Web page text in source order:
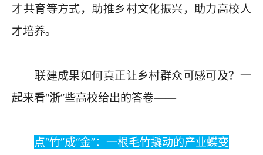
才共育等方式，助推乡村文化振兴，助力高校人
才培养。
联建成果如何真正让乡村群众可感可及？一
起来看“浙”些高校给出的答卷——
点“竹”成“金”：一根毛竹撬动的产业蝶变